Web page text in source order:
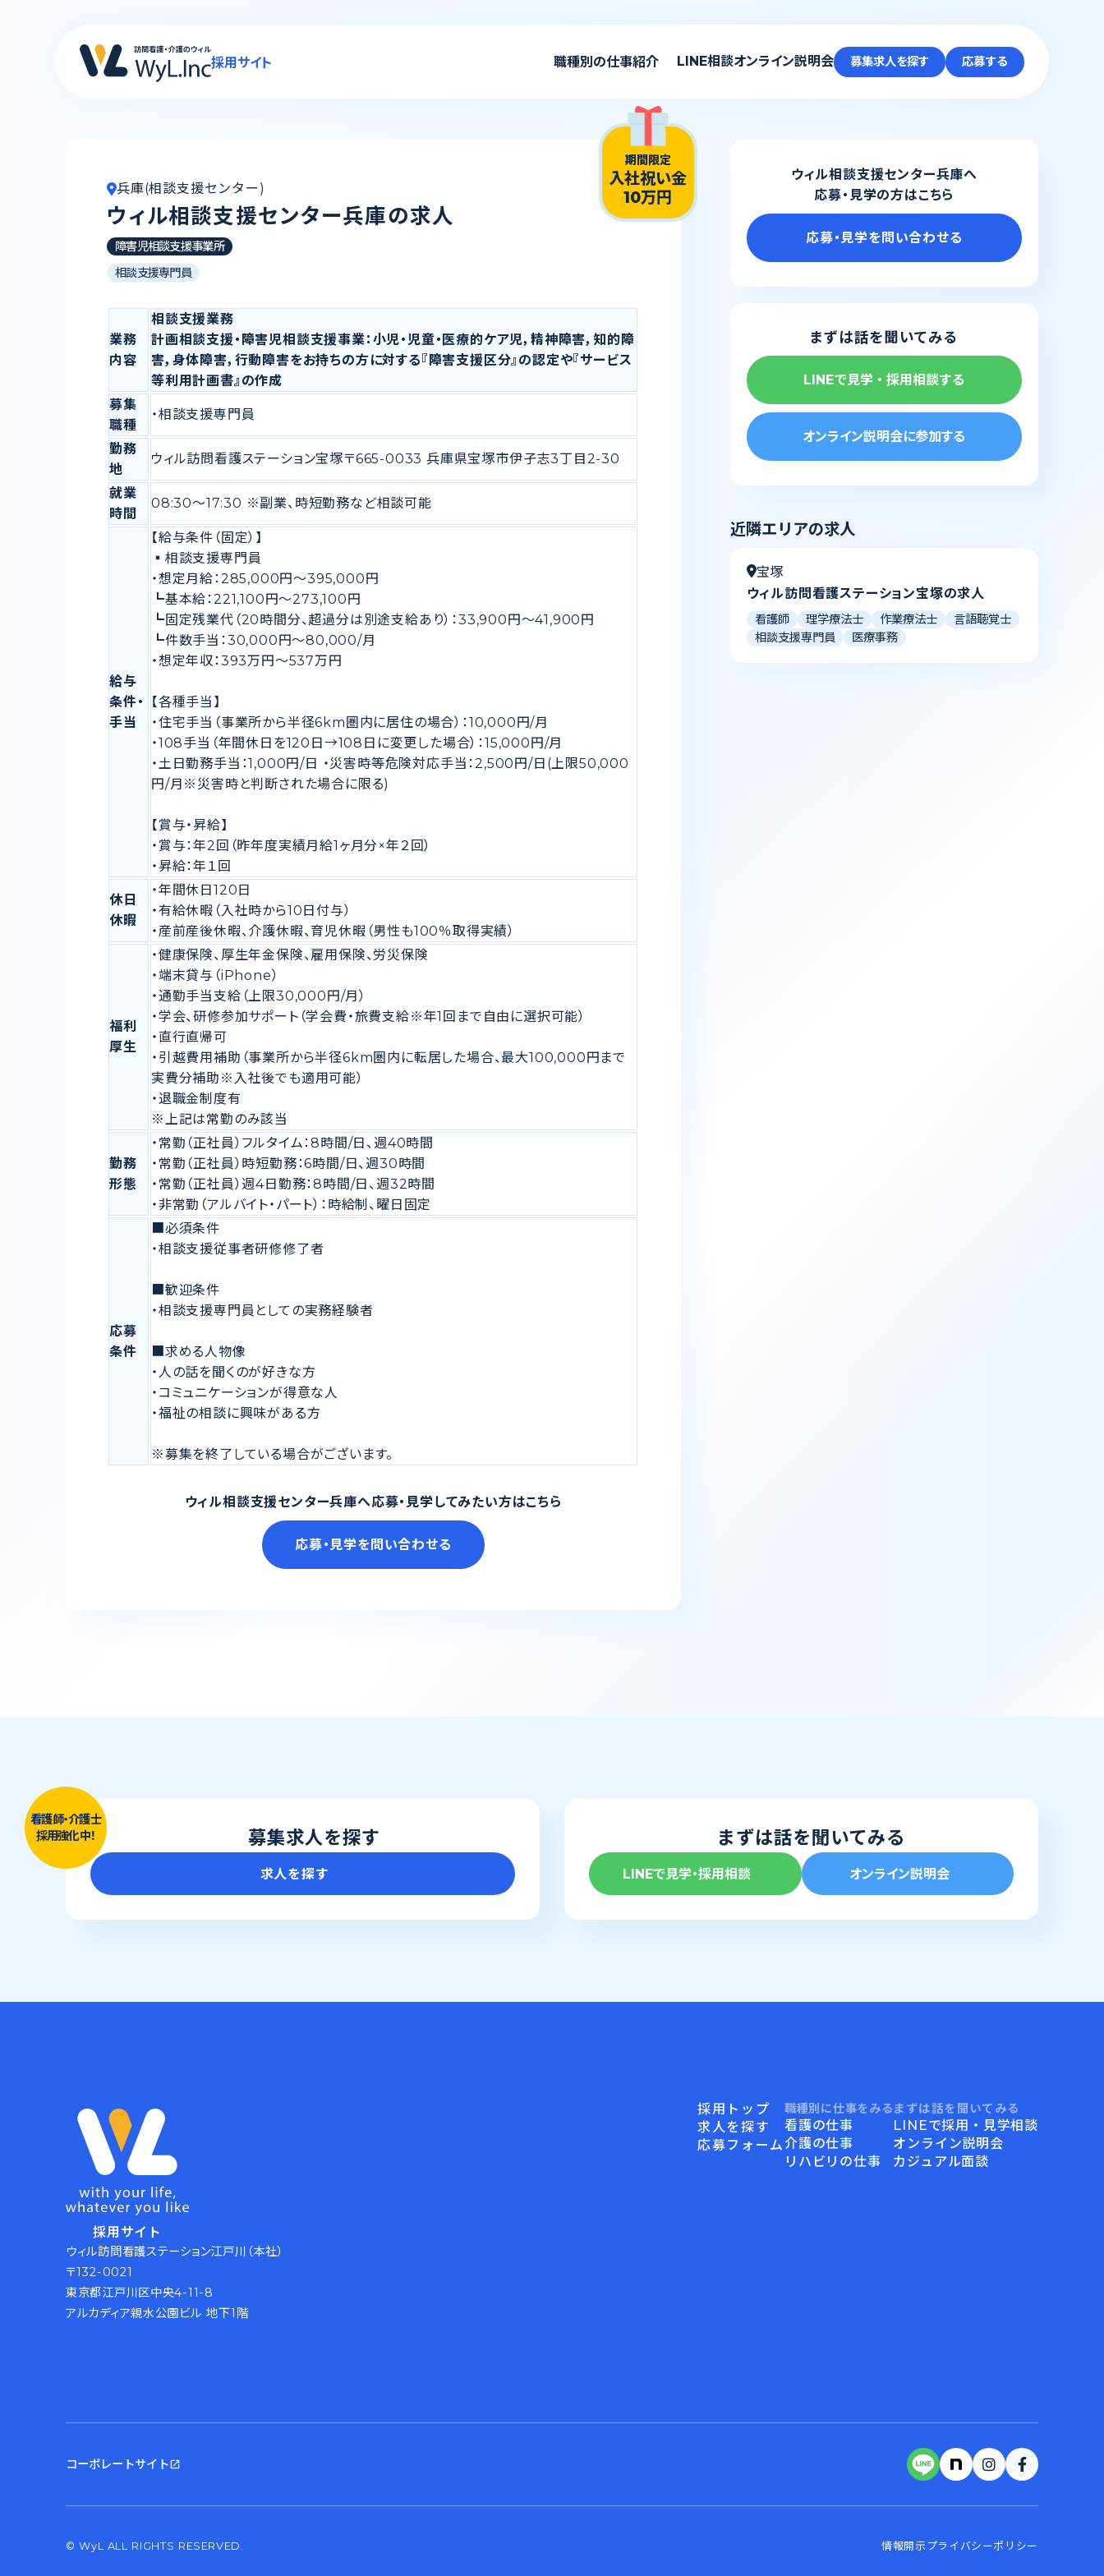
採用サイト 職種別の仕事紹介
看護の仕事
LINE相談オンライン説明会 募集求人を探す 応募する
期間限定
入社祝い金
10万円
兵庫(相談支援センター)
ウィル相談支援センター兵庫の求人
障害児相談支援事業所
相談支援専門員
業務
内容
相談支援業務
計画相談支援・障害児相談支援事業：小児・児童・医療的ケア児，精神障害，知的障
害，身体障害，行動障害をお持ちの方に対する『障害支援区分』の認定や『サービス
等利用計画書』の作成
募集
職種
・相談支援専門員
勤務
地
ウィル訪問看護ステーション宝塚〒665-0033 兵庫県宝塚市伊孑志3丁目2-30
就業
時間
08:30〜17:30 ※副業、時短勤務など相談可能
給与
条件・
手当
【給与条件（固定）】
▪️相談支援専門員
・想定月給：285,000円〜395,000円
┗基本給：221,100円〜273,100円
┗固定残業代（20時間分、超過分は別途支給あり）：33,900円〜41,900円
┗件数手当：30,000円〜80,000/月
・想定年収：393万円〜537万円
【各種手当】
・住宅手当（事業所から半径6km圏内に居住の場合）：10,000円/月
・108手当（年間休日を120日→108日に変更した場合）：15,000円/月
・土日勤務手当：1,000円/日 ・災害時等危険対応手当：2,500円/日(上限50,000
円/月※災害時と判断された場合に限る)
【賞与・昇給】
・賞与：年2回（昨年度実績月給1ヶ月分×年２回）
・昇給：年１回
休日
休暇
・年間休日120日
・有給休暇（入社時から10日付与）
・産前産後休暇、介護休暇、育児休暇（男性も100％取得実績）
福利
厚生
・健康保険、厚生年金保険、雇用保険、労災保険
・端末貸与（iPhone）
・通勤手当支給（上限30,000円/月）
・学会、研修参加サポート（学会費・旅費支給※年1回まで自由に選択可能）
・直行直帰可
・引越費用補助（事業所から半径6km圏内に転居した場合、最大100,000円まで
実費分補助※入社後でも適用可能）
・退職金制度有
※上記は常勤のみ該当
勤務
形態
・常勤（正社員）フルタイム：8時間/日、週40時間
・常勤（正社員）時短勤務：6時間/日、週30時間
・常勤（正社員）週4日勤務：8時間/日、週32時間
・非常勤（アルバイト・パート）：時給制、曜日固定
応募
条件
■必須条件
・相談支援従事者研修修了者
■歓迎条件
・相談支援専門員としての実務経験者
■求める人物像
・人の話を聞くのが好きな方
・コミュニケーションが得意な人
・福祉の相談に興味がある方
※募集を終了している場合がございます。
ウィル相談支援センター兵庫へ応募・見学してみたい方はこちら
応募・見学を問い合わせる
ウィル相談支援センター兵庫へ
応募・見学の方はこちら
応募・見学を問い合わせる
まずは話を聞いてみる
LINEで見学・採用相談する
オンライン説明会に参加する
近隣エリアの求人
宝塚
ウィル訪問看護ステーション宝塚の求人
看護師 理学療法士 作業療法士
言語聴覚士
相談支援専門員
医療事務
募集求人を探す
看護師・介護士
採用強化中！
求人を探す
まずは話を聞いてみる
LINEで見学・採用相談 オンライン説明会
採用サイト
ウィル訪問看護ステーション江戸川（本社）
〒132-0021
東京都江戸川区中央4-11-8
アルカディア親水公園ビル 地下1階
採用トップ
求人を探す
応募フォーム
職種別に仕事をみる
看護の仕事
介護の仕事
リハビリの仕事
まずは話を聞いてみる
LINEで採用・見学相談
オンライン説明会
カジュアル面談
コーポレートサイトopen_in_new
© WyL ALL RIGHTS RESERVED. 情報開示 プライバシーポリシー